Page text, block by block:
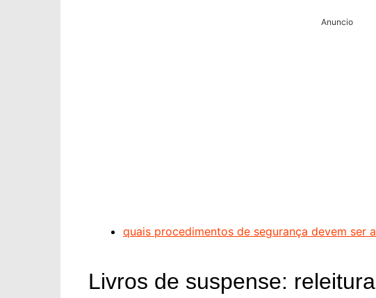
Anuncio
quais procedimentos de segurança devem ser
Livros de suspense: